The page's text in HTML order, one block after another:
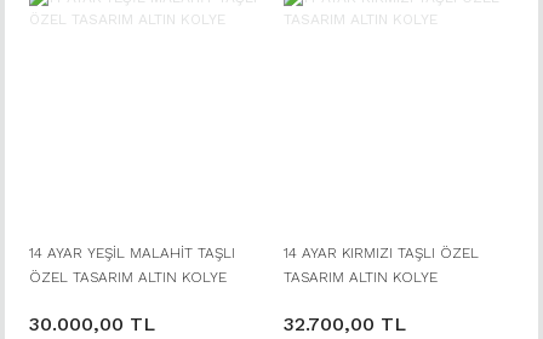
14 AYAR YEŞİL MALAHİT TAŞLI
ÖZEL TASARIM ALTIN KOLYE
30.000,00 TL
14 AYAR KIRMIZI TAŞLI ÖZEL
TASARIM ALTIN KOLYE
32.700,00 TL